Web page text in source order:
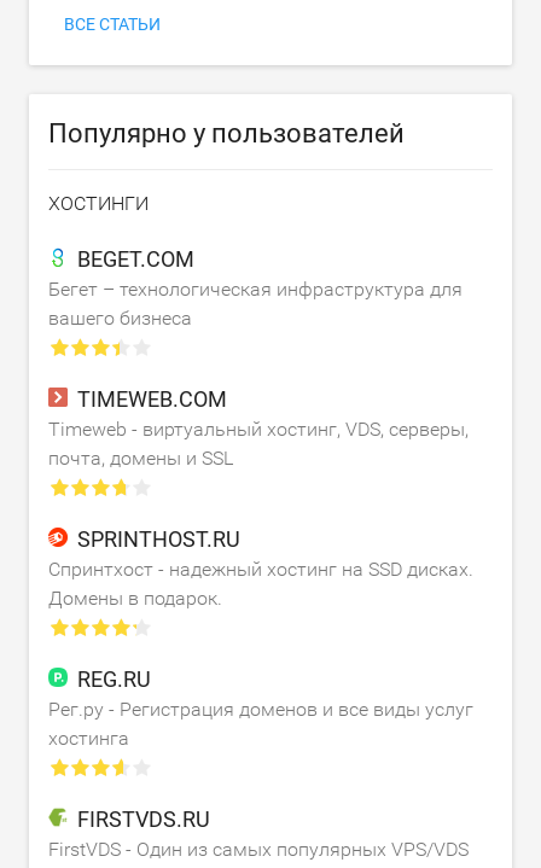
ВСЕ СТАТЬИ
Популярно у пользователей
ХОСТИНГИ
BEGET.COM
Бегет – технологическая инфраструктура для
вашего бизнеса
TIMEWEB.COM
Timeweb - виртуальный хостинг, VDS, серверы,
почта, домены и SSL
SPRINTHOST.RU
Спринтхост - надежный хостинг на SSD дисках.
Домены в подарок.
REG.RU
Рег.ру - Регистрация доменов и все виды услуг
хостинга
FIRSTVDS.RU
FirstVDS - Один из самых популярных VPS/VDS